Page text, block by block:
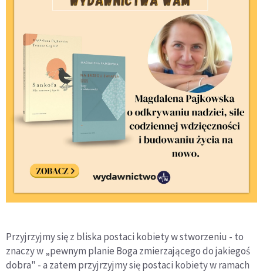
Przyjrzyjmy się z bliska postaci kobiety w stworzeniu - to
znaczy w „pewnym planie Boga zmierzającego do jakiegoś
dobra" - a zatem przyjrzyjmy się postaci kobiety w ramach